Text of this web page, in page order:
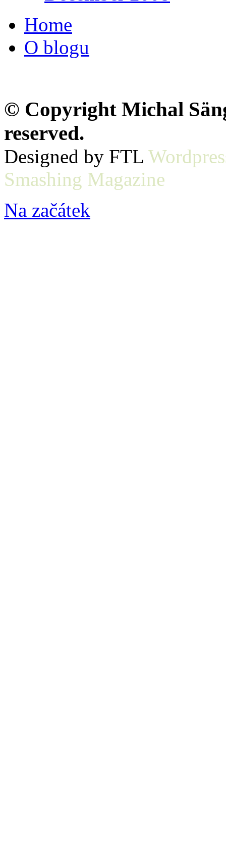
Home
O blogu
© Copyright Michal
reserved.
Designed by FTL
Smashing Magazine
Na začátek